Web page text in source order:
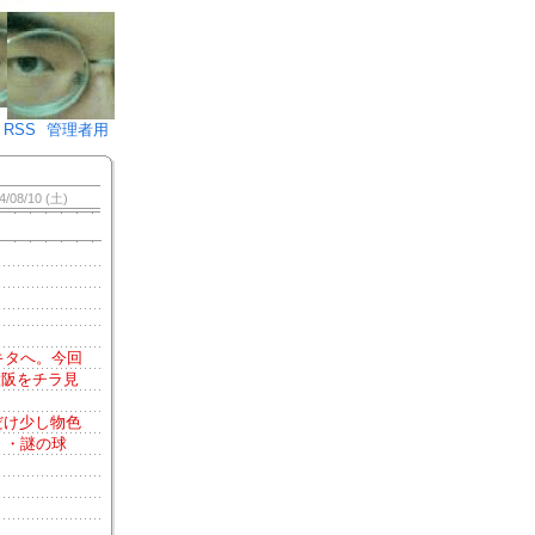
♪)÷2
RSS 管理者用
08/10 (土)
へ。今回
をチラ見
少し物色
・謎の球